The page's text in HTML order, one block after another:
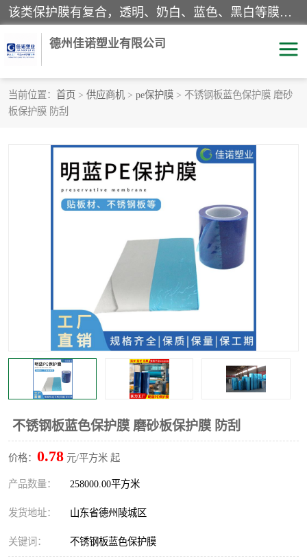
该类保护膜有复合，透明、奶白、蓝色、黑白等膜型。特高粘，高粘，中高粘，中粘，中低粘，低粘等。对于不同的粘力要求有相应的产品相适配。无胶渍残留污染。在较宽的收卷幅度下平整无皱纹，收卷长度大，利于机械化及自动化施工粘贴。为您的产品提供的表面保护解决方案。 产品广泛适用于：铝材、不锈钢、金属、塑料、电子、家电、家具、玻璃、化工材料、装饰材料等。
德州佳诺塑业有限公司
当前位置： 首页 > 供应商机 > pe保护膜 > 不锈钢板蓝色保护膜 磨砂
板保护膜 防刮
不锈钢板蓝色保护膜 磨砂板保护膜 防刮
价格： 0.78 元/平方米 起
产品数量： 258000.00平方米
发货地址： 山东省德州陵城区
关键词： 不锈钢板蓝色保护膜
pe保护膜
家具保护膜
拉伸缠绕膜
乳白保护膜
纯黑保护膜
彩钢板保护膜
不绣钢板保护膜
窗缝阻风胶带 铝板保护膜
不锈钢板保护膜 一次性隔离膜